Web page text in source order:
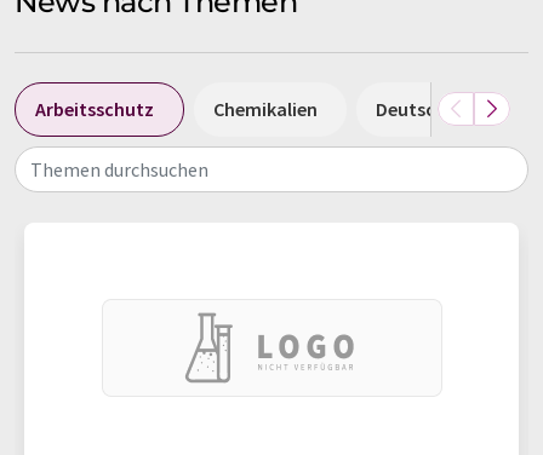
Arbeitsschutz Chemikalien Deutschland
Themen durchsuchen